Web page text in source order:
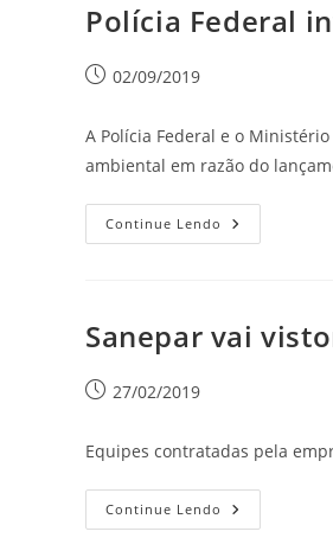
Polícia Federal
02/09/2019
A Polícia Federal e o
ambiental em razão do
Continue Lendo
Sanepar vai
27/02/2019
Equipes contratadas pela
Continue Lendo